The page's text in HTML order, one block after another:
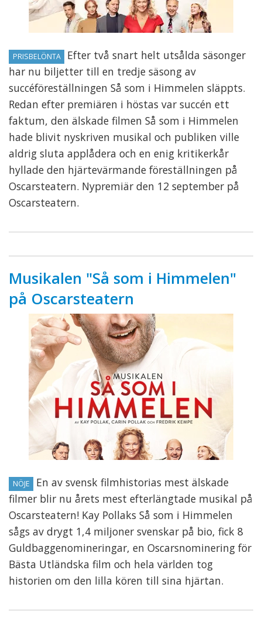
PRISBELÖNTA
Efter två snart helt utsålda säsonger
har nu biljetter till en tredje säsong av
succéföreställningen Så som i Himmelen släppts.
Redan efter premiären i höstas var succén ett
faktum, den älskade filmen Så som i Himmelen
hade blivit nyskriven musikal och publiken ville
aldrig sluta applådera och en enig kritikerkår
hyllade den hjärtevärmande föreställningen på
Oscarsteatern. Nypremiär den 12 september på
Oscarsteatern.
Musikalen "Så som i Himmelen"
på Oscarsteatern
NÖJE
En av svensk filmhistorias mest älskade
filmer blir nu årets mest efterlängtade musikal på
Oscarsteatern! Kay Pollaks Så som i Himmelen
sågs av drygt 1,4 miljoner svenskar på bio, fick 8
Guldbaggenomineringar, en Oscarsnominering för
Bästa Utländska film och hela världen tog
historien om den lilla kören till sina hjärtan.